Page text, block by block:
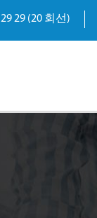
29 (20 회선)